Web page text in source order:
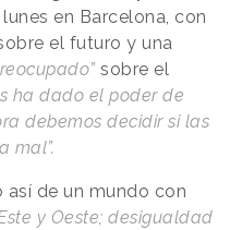
en Barcelona, con
el futuro y una
sobre el
ha dado el poder de
debemos decidir si las
mal”.
de un mundo con
y Oeste; desigualdad